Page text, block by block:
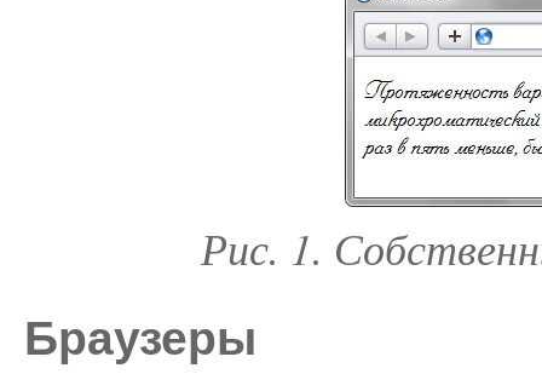
Рис. 1.
Браузеры